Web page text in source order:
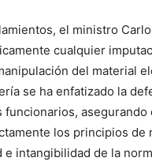
el ministro
cualquier
del material
se ha enfatizado la
funcionarios, asegurando
los principios de
e intangibilidad de la